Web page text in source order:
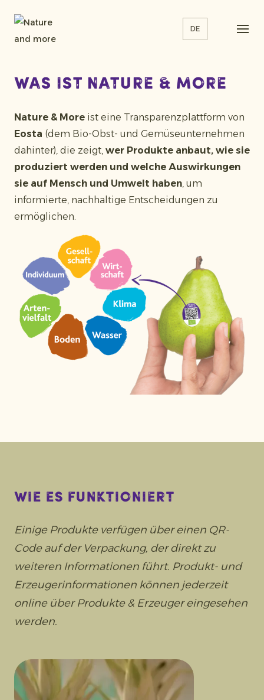
DE
was ist nature & more
Nature & More ist eine Transparenzplattform von
Eosta (dem Bio-Obst- und Gemüseunternehmen
dahinter), die zeigt, wer Produkte anbaut, wie sie
produziert werden und welche Auswirkungen
sie auf Mensch und Umwelt haben, um
informierte, nachhaltige Entscheidungen zu
ermöglichen.
wie es funktioniert
Einige Produkte verfügen über einen QR-
Code auf der Verpackung, der direkt zu
weiteren Informationen führt. Produkt- und
Erzeugerinformationen können jederzeit
online über Produkte & Erzeuger eingesehen
werden.